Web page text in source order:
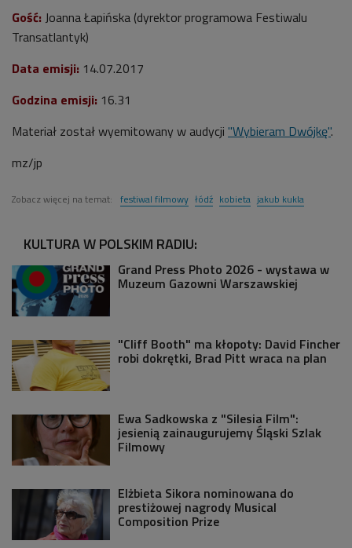
Gość: Joanna Łapińska (dyrektor programowa Festiwalu
Transatlantyk)
Data emisji: 14.07.2017
Godzina emisji: 16.31
Materiał został wyemitowany w audycji "Wybieram Dwójkę".
mz/jp
Zobacz więcej na temat: festiwal filmowy łódź kobieta jakub kukla
KULTURA W POLSKIM RADIU:
Grand Press Photo 2026 - wystawa w
Muzeum Gazowni Warszawskiej
"Cliff Booth" ma kłopoty: David Fincher
robi dokrętki, Brad Pitt wraca na plan
Ewa Sadkowska z "Silesia Film":
jesienią zainaugurujemy Śląski Szlak
Filmowy
Elżbieta Sikora nominowana do
prestiżowej nagrody Musical
Composition Prize